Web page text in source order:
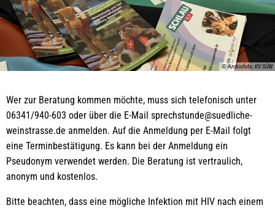
© Archivfoto: KV SÜW
Wer zur Beratung kommen möchte, muss sich telefonisch unter
06341/940-603 oder über die E-Mail sprechstunde@suedliche-
weinstrasse.de anmelden. Auf die Anmeldung per E-Mail folgt
eine Terminbestätigung. Es kann bei der Anmeldung ein
Pseudonym verwendet werden. Die Beratung ist vertraulich,
anonym und kostenlos.
Bitte beachten, dass eine mögliche Infektion mit HIV nach einem